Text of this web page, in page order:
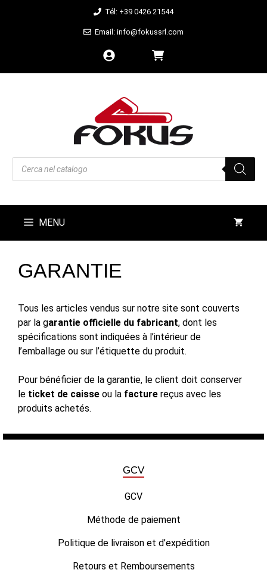
Tél: +39 0426 21544
Email: info@fokussrl.com
Recherche
produits
MENU
GARANTIE
Tous les articles vendus sur notre site sont couverts
par la garantie officielle du fabricant, dont les
spécifications sont indiquées à l’intérieur de
l’emballage ou sur l’étiquette du produit.
Pour bénéficier de la garantie, le client doit conserver
le ticket de caisse ou la facture reçus avec les
produits achetés.
GCV
GCV
Méthode de paiement
Politique de livraison et d’expédition
Retours et Remboursements